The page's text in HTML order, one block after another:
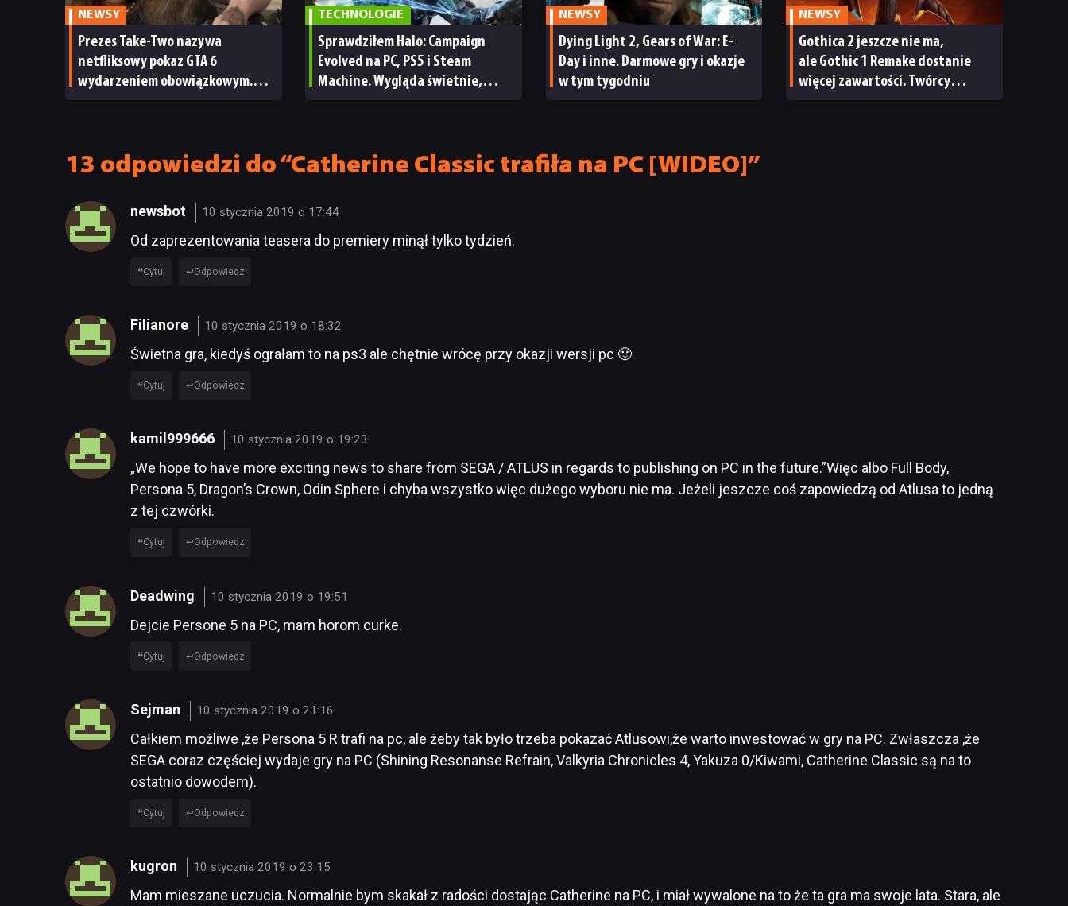
NEWSY
Prezes Take-Two nazywa
netfliksowy pokaz GTA 6
wydarzeniem obowiązkowym.
TECHNOLOGIE
Sprawdziłem Halo: Campaign
Evolved na PC, PS5 i Steam
Machine. Wygląda świetnie,
NEWSY
Dying Light 2, Gears of War: E-
Day i inne. Darmowe gry i okazje
w tym tygodniu
NEWSY
Gothica 2 jeszcze nie ma,
ale Gothic 1 Remake dostanie
więcej zawartości. Twórcy
13 odpowiedzi do “Catherine Classic trafiła na PC [WIDEO]”
newsbot 10 stycznia 2019 o 17:44
Od zaprezentowania teasera do premiery minął tylko tydzień.
Cytuj Odpowiedz
Filianore 10 stycznia 2019 o 18:32
Świetna gra, kiedyś ograłam to na ps3 ale chętnie wrócę przy okazji wersji pc 🙂
Cytuj Odpowiedz
kamil999666 10 stycznia 2019 o 19:23
„We hope to have more exciting news to share from SEGA / ATLUS in regards to publishing on PC in the future.”Więc albo Full Body,
Persona 5, Dragon’s Crown, Odin Sphere i chyba wszystko więc dużego wyboru nie ma. Jeżeli jeszcze coś zapowiedzą od Atlusa to jedną
z tej czwórki.
Cytuj Odpowiedz
Deadwing 10 stycznia 2019 o 19:51
Dejcie Persone 5 na PC, mam horom curke.
Cytuj Odpowiedz
Sejman 10 stycznia 2019 o 21:16
Całkiem możliwe ,że Persona 5 R trafi na pc, ale żeby tak było trzeba pokazać Atlusowi,że warto inwestować w gry na PC. Zwłaszcza ,że
SEGA coraz częściej wydaje gry na PC (Shining Resonanse Refrain, Valkyria Chronicles 4, Yakuza 0/Kiwami, Catherine Classic są na to
ostatnio dowodem).
Cytuj Odpowiedz
kugron 10 stycznia 2019 o 23:15
Mam mieszane uczucia. Normalnie bym skakał z radości dostając Catherine na PC, i miał wywalone na to że ta gra ma swoje lata. Stara, ale